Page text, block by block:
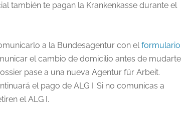
también te pagan la Krankenkasse durante el
a la Bundesagentur con elformulario
el cambio de domicilio antes de mudarte
pase a una nueva Agentur für Arbeit.
el pago de ALG I. Si no comunicas a
el ALG I.